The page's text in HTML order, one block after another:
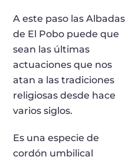
A este paso las Albadas
de El Pobo puede que
sean las últimas
actuaciones que nos
atan a las tradiciones
religiosas desde hace
varios siglos.
Es una especie de
cordón umbilical